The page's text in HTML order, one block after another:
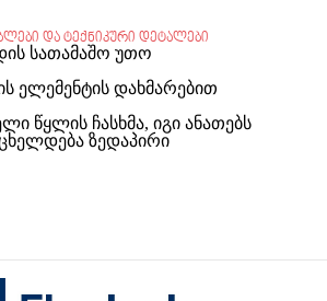
და ტექნიკური დეტალები
სათამაშო უთო
ელემენტის დახმარებით
წყლის ჩასხმა, იგი ანათებს
ზედაპირი